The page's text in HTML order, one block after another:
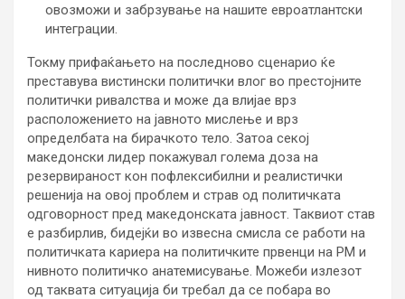
овозможи и забрзување на нашите евроатлантски
интеграции.
Токму прифаќањето на последново сценарио ќе
преставува вистински политички влог во престојните
политички ривалства и може да влијае врз
расположението на јавното мислење и врз
определбата на бирачкото тело. Затоа секој
македонски лидер покажувал голема доза на
резервираност кон пофлексибилни и реалистички
решенија на овој проблем и страв од политичката
одговорност пред македонската јавност. Таквиот став
е разбирлив, бидејќи во извесна смисла се работи на
политичката кариера на политичките првенци на РМ и
нивното политичко анатемисување. Можеби излезот
од таквата ситуација би требал да се побара во